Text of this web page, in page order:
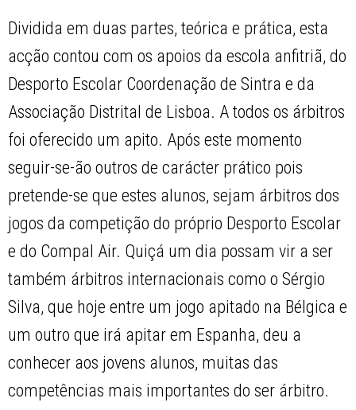
Dividida em duas partes, teórica e prática, esta
acção contou com os apoios da escola anfitriã, do
Desporto Escolar Coordenação de Sintra e da
Associação Distrital de Lisboa. A todos os árbitros
foi oferecido um apito. Após este momento
seguir-se-ão outros de carácter prático pois
pretende-se que estes alunos, sejam árbitros dos
jogos da competição do próprio Desporto Escolar
e do Compal Air. Quiçá um dia possam vir a ser
também árbitros internacionais como o Sérgio
Silva, que hoje entre um jogo apitado na Bélgica e
um outro que irá apitar em Espanha, deu a
conhecer aos jovens alunos, muitas das
competências mais importantes do ser árbitro.